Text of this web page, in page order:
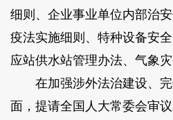
细则、企业事业单位内部治
疫法实施细则、特种设备安
应站供水站管理办法、气象灾
在加强涉外法治建设、完
面，提请全国人大常委会审